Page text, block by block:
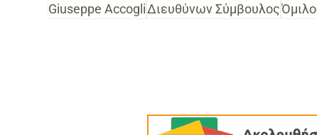
Giuseppe AccogliΔιευθύνων Σύμβουλος